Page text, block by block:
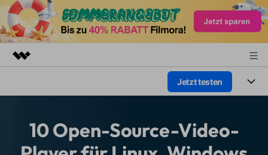
Dienstprogramme
Überblick
Lösungen
Jetzt testen
Plattformen
10 Open-Source-Video-